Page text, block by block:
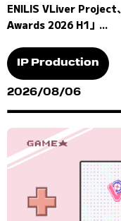
ENILIS VLiver Project
Awards 2026 H1」...
IP Production
2026/08/06